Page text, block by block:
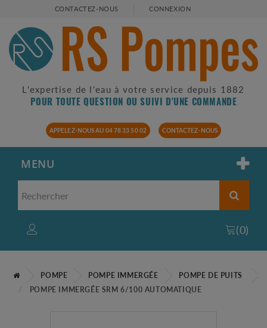
CONTACTEZ-NOUS CONNEXION
L'expertise de l'eau à votre service depuis 1882
POUR TOUTE QUESTION OU SUIVI D'UNE COMMANDE
APPELEZ-NOUS AU 04 78 33 50 02 CONTACTEZ-NOUS
MENU
(0)
POMPE POMPE IMMERGÉE
POMPE DE PUITS
POMPE IMMERGÉE SRM 6/100 AUTOMATIQUE